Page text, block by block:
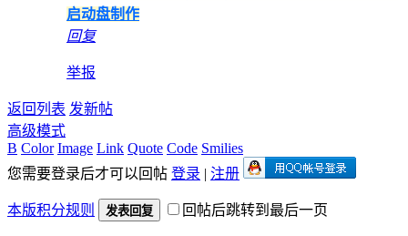
启动盘制作
回复
举报
返回列表 发新帖
高级模式
B Color Image Link Quote Code Smilies
您需要登录后才可以回帖 登录 | 注册
本版积分规则 发表回复 回帖后跳转到最后一页